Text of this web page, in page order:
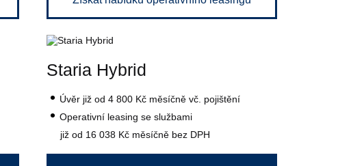
Staria Hybrid
Úvěr již od 4 800 Kč měsíčně vč. pojištění
Operativní leasing se službami
již od 16 038 Kč měsíčně bez DPH